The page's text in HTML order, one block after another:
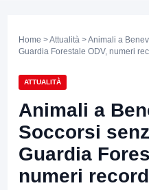
Home >Attualità > Animali a
Guardia Forestale ODV, numeri
ATTUALITÀ
Animali a
Soccorsi
Guardia
numeri